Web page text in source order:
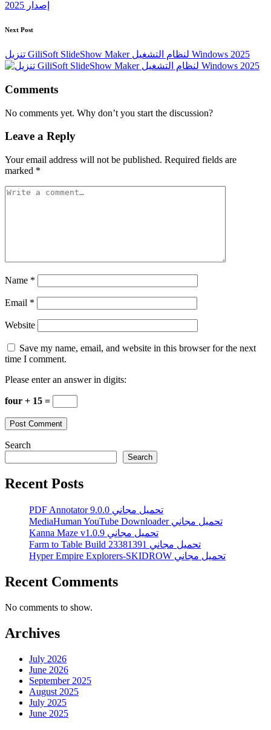
إصدار 2025
Next Post
تنزيل GiliSoft SlideShow Maker لنظام التشغيل Windows 2025
Comments
No comments yet. Why don’t you start the discussion?
Leave a Reply
Your email address will not be published. Required fields are
marked *
Name *
Email *
Website
Save my name, email, and website in this browser for the next
time I comment.
Please enter an answer in digits:
four + 15 =
Search
Search
Recent Posts
PDF Annotator 9.0.0 تحميل مجاني
MediaHuman YouTube Downloader تحميل مجاني
Kanna Maze v1.0.9 تحميل مجاني
Farm to Table Build 23381391 تحميل مجاني
Hyper Empire Explorers-SKIDROW تحميل مجاني
Recent Comments
No comments to show.
Archives
July 2026
June 2026
September 2025
August 2025
July 2025
June 2025